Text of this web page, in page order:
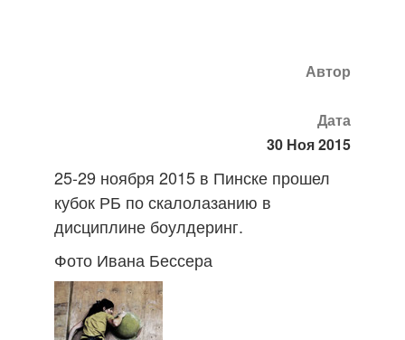
Автор
Дата
30 Ноя 2015
25-29 ноября 2015 в Пинске прошел
кубок РБ по скалолазанию в
дисциплине боулдеринг.
Фото Ивана Бессера